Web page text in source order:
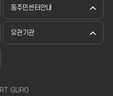
동주민센터안내
유관기관